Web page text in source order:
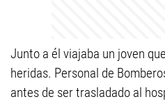
Junto a él viajaba un joven
heridas. Personal de
antes de ser trasladado al